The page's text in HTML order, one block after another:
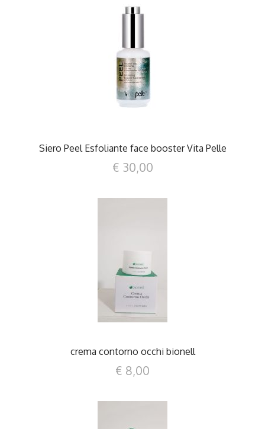
DETTAGLI
Siero Peel Esfoliante face booster Vita Pelle
€ 30,00
DETTAGLI
crema contorno occhi bionell
€ 8,00